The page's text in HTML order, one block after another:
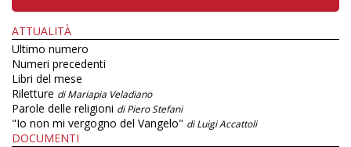
ATTUALITÀ
Ultimo numero
Numeri precedenti
Libri del mese
Riletture di Mariapia Veladiano
Parole delle religioni di Piero Stefani
"Io non mi vergogno del Vangelo" di Luigi Accattoli
DOCUMENTI